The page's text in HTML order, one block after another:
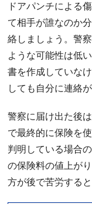
ドアパンチによる
て相手が誰なのか
絡しましょう。警
ような可能性は低
書を作成していな
しても自分に連絡
警察に届け出た後
で最終的に保険を
判明している場合
の保険料の値上が
方が後で苦労する